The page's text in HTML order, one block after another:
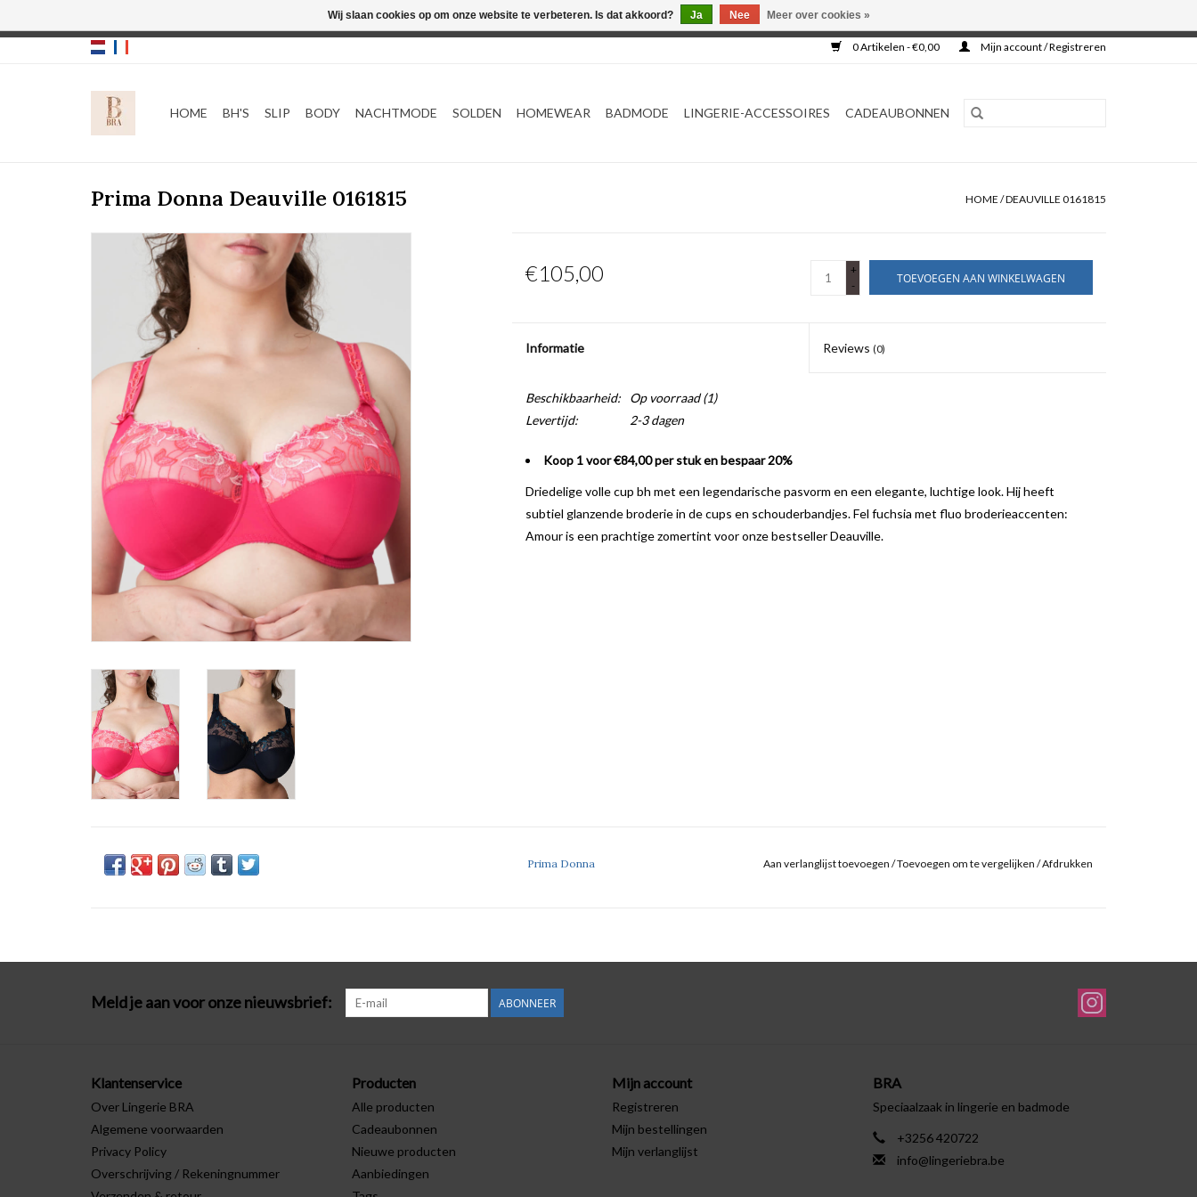
0 Artikelen - €0,00 Mijn account / Registreren
HOME BH'S SLIP BODY NACHTMODE SOLDEN HOMEWEAR BADMODE LINGERIE-ACCESSOIRES CADEAUBONNEN
Prima Donna Deauville 0161815 HOME /DEAUVILLE 0161815
€105,00
+
-
TOEVOEGEN AAN WINKELWAGEN
Informatie Reviews (0)
Beschikbaarheid: Op voorraad(1)
Levertijd:
2-3 dagen
Koop 1 voor €84,00 per stuk en bespaar 20%
Driedelige volle cup bh met een legendarische pasvorm en een elegante, luchtige look. Hij heeft
subtiel glanzende broderie in de cups en schouderbandjes. Fel fuchsia met fluo broderieaccenten:
Amour is een prachtige zomertint voor onze bestseller Deauville.
Prima Donna Aan verlanglijst toevoegen /Toevoegen om te vergelijken /Afdrukken
Meld je aan voor onze nieuwsbrief: ABONNEER
Klantenservice
Over Lingerie BRA
Algemene voorwaarden
Privacy Policy
Overschrijving / Rekeningnummer
Producten
Alle producten
Cadeaubonnen
Nieuwe producten
Aanbiedingen
Mijn account
Registreren
Mijn bestellingen
Mijn verlanglijst
BRA
Speciaalzaak in lingerie en badmode
+3256 420722
info@lingeriebra.be
Wij slaan cookies op om onze website te verbeteren. Is dat akkoord? Ja Nee Meer over cookies »
Webshop werkt met EU maten. .